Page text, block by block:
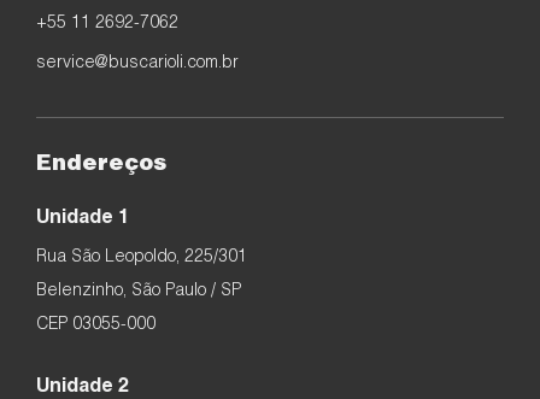
+55 11 2692-7062
service@buscarioli.com.br
Endereços
Unidade 1
Rua São Leopoldo, 225/301
Belenzinho, São Paulo / SP
CEP 03055-000
Unidade 2